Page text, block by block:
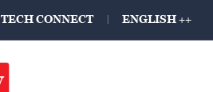
TECH CONNECT ENGLISH ++